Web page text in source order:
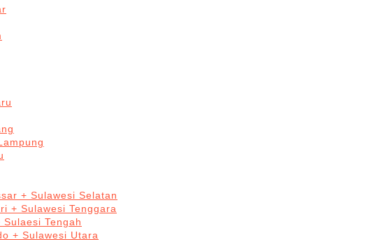
+ Sulawesi Selatan
+ Sulawesi Tenggara
Tengah
+ Sulawesi Utara